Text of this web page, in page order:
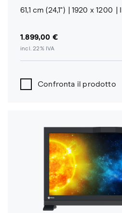
61,1 cm (24,1") 1920 x 1200
1.899,00 €
incl. 22% IVA
Confronta il prodotto